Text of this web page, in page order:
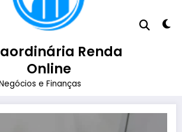
Renda
Online
e Finanças
tráfego pago para
infoprodutores
tráfego pago para infoprodutores